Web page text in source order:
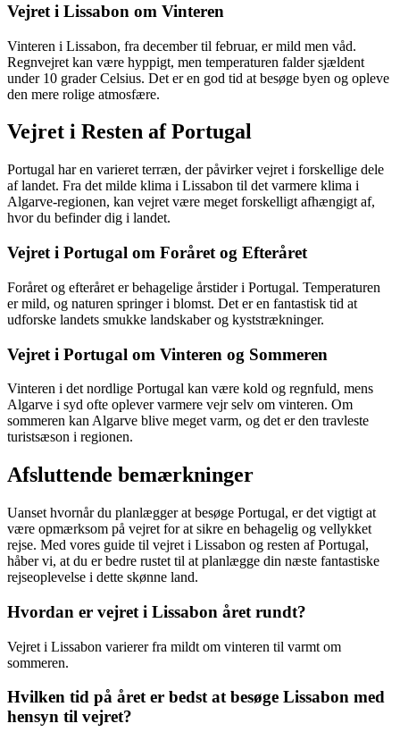
Vejret i Lissabon om Vinteren
Vinteren i Lissabon, fra december til februar, er mild men våd.
Regnvejret kan være hyppigt, men temperaturen falder sjældent
under 10 grader Celsius. Det er en god tid at besøge byen og opleve
den mere rolige atmosfære.
Vejret i Resten af Portugal
Portugal har en varieret terræn, der påvirker vejret i forskellige dele
af landet. Fra det milde klima i Lissabon til det varmere klima i
Algarve-regionen, kan vejret være meget forskelligt afhængigt af,
hvor du befinder dig i landet.
Vejret i Portugal om Foråret og Efteråret
Foråret og efteråret er behagelige årstider i Portugal. Temperaturen
er mild, og naturen springer i blomst. Det er en fantastisk tid at
udforske landets smukke landskaber og kyststrækninger.
Vejret i Portugal om Vinteren og Sommeren
Vinteren i det nordlige Portugal kan være kold og regnfuld, mens
Algarve i syd ofte oplever varmere vejr selv om vinteren. Om
sommeren kan Algarve blive meget varm, og det er den travleste
turistsæson i regionen.
Afsluttende bemærkninger
Uanset hvornår du planlægger at besøge Portugal, er det vigtigt at
være opmærksom på vejret for at sikre en behagelig og vellykket
rejse. Med vores guide til vejret i Lissabon og resten af Portugal,
håber vi, at du er bedre rustet til at planlægge din næste fantastiske
rejseoplevelse i dette skønne land.
Hvordan er vejret i Lissabon året rundt?
Vejret i Lissabon varierer fra mildt om vinteren til varmt om
sommeren.
Hvilken tid på året er bedst at besøge Lissabon med
hensyn til vejret?